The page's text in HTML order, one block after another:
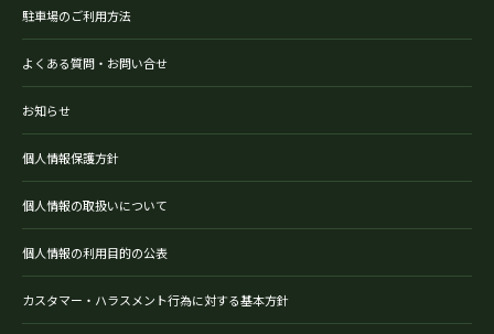
駐車場のご利用方法
よくある質問・お問い合せ
お知らせ
個人情報保護方針
個人情報の取扱いについて
個人情報の利用目的の公表
カスタマー・ハラスメント行為に対する基本方針